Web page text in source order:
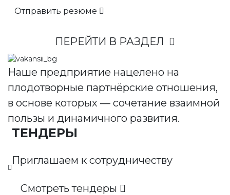
Отправить резюме
ПЕРЕЙТИ В РАЗДЕЛ
Наше предприятие нацелено на
плодотворные партнёрские отношения,
в основе которых — сочетание взаимной
пользы и динамичного развития.
ТЕНДЕРЫ
Приглашаем к сотрудничеству
Смотреть тендеры